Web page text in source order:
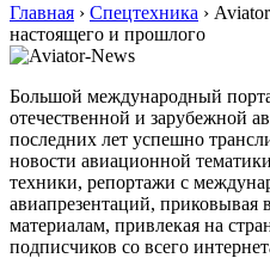
Главная › Спецтехника ›
настоящего и прошлого
Большой международный
отечественной и зарубежной
последних лет успешно
новости авиационной
техники, репортажи с
авиапрезентаций,
материалам, привлекая на
подписчиков со всего